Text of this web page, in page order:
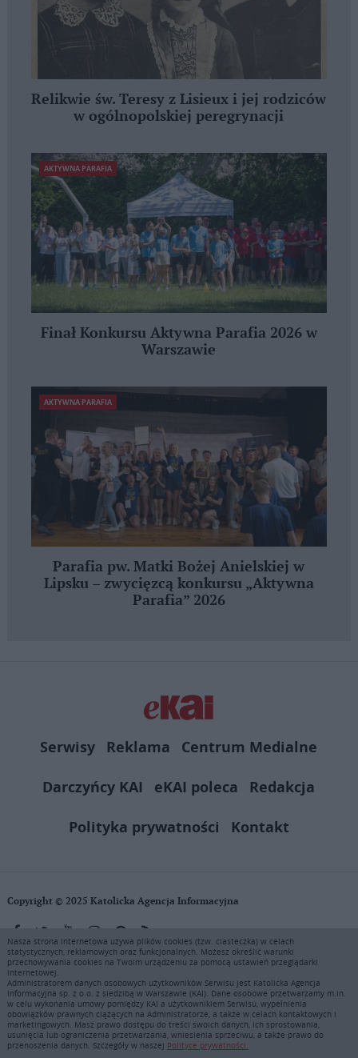
Relikwie św. Teresy z Lisieux i jej rodziców
w ogólnopolskiej peregrynacji
AKTYWNA PARAFIA
Finał Konkursu Aktywna Parafia 2026 w
Warszawie
AKTYWNA PARAFIA
Parafia pw. Matki Bożej Anielskiej w
Lipsku – zwycięzcą konkursu „Aktywna
Parafia” 2026
Serwisy Reklama
Centrum Medialne
Darczyńcy KAI
eKAI poleca
Redakcja
Polityka prywatności
Kontakt
Copyright © 2025 Katolicka Agencja Informacyjna
KAI zastrzega wszelkie prawa do serwisu. Użytkownicy mogą pobierać
i drukować fragmenty zawartości serwisu internetowego www.ekai.pl
wyłącznie do użytku osobistego. Publikacja, rozpowszechnianie
zawartości niniejszego serwisu lub jej sprzedaż (także framing i in.
podobne metody), są bez uprzedniej pisemnej zgody KAI zabronione i
stanowią naruszenie ustaw o prawie autorskim, ochronie baz danych i
uczciwej konkurencji - będą ścigane przy pomocy wszelkich
Nasza strona internetowa używa plików cookies (tzw. ciasteczka) w celach
statystycznych, reklamowych oraz funkcjonalnych. Możesz określić warunki
przechowywania cookies na Twoim urządzeniu za pomocą ustawień przeglądarki
internetowej.
Administratorem danych osobowych użytkowników Serwisu jest Katolicka Agencja
Informacyjna sp. z o.o. z siedzibą w Warszawie (KAI). Dane osobowe przetwarzamy m.in.
w celu wykonania umowy pomiędzy KAI a użytkownikiem Serwisu, wypełnienia
obowiązków prawnych ciążących na Administratorze, a także w celach kontaktowych i
marketingowych. Masz prawo dostępu do treści swoich danych, ich sprostowania,
usunięcia lub ograniczenia przetwarzania, wniesienia sprzeciwu, a także prawo do
przenoszenia danych. Szczegóły w naszej Polityce prywatności.